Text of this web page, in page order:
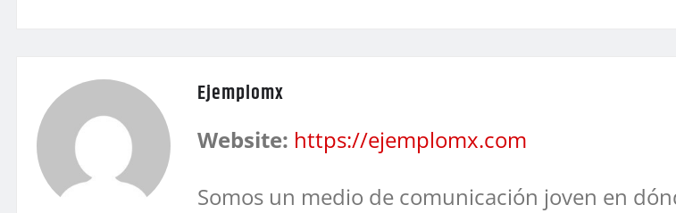
Ejemplomx
Website: https://ejemplomx.com
Somos un medio de comunicación joven en